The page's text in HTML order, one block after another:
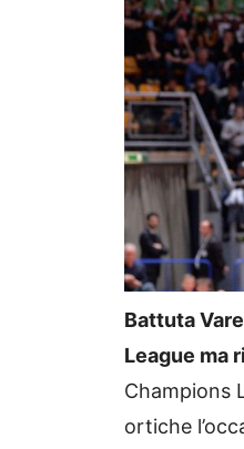
Battuta
League ma
Champions
ortiche